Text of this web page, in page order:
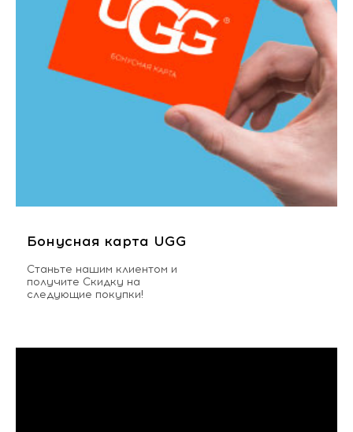
Бонусная карта UGG
Станьте нашим клиентом и
получите Скидку на
следующие покупки!